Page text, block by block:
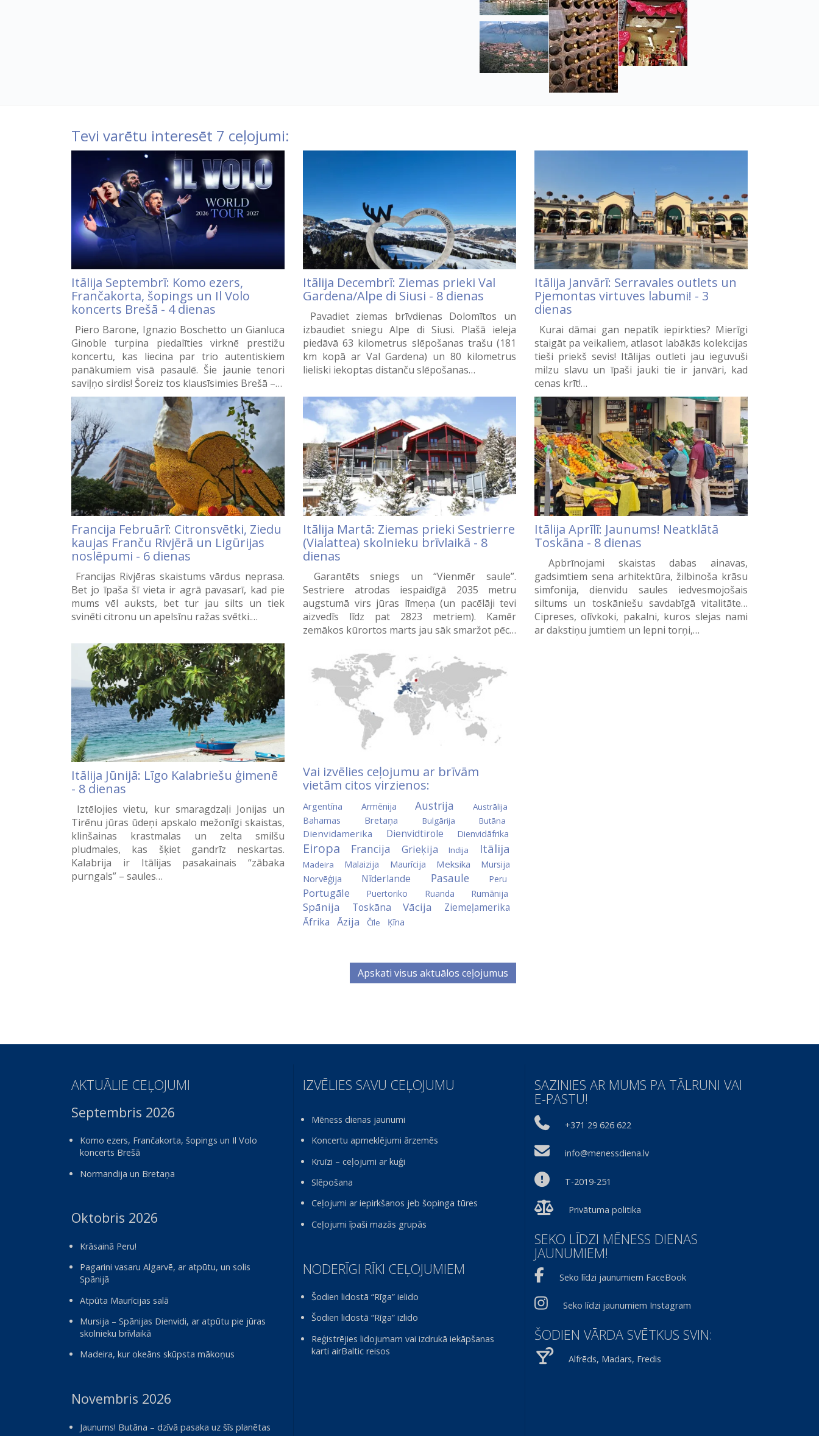
Tevi varētu interesēt 7 ceļojumi:
Itālija Septembrī: Komo ezers,
Frančakorta, šopings un Il Volo
koncerts Brešā - 4 dienas
Piero Barone, Ignazio Boschetto un Gianluca
Ginoble turpina piedalīties virknē prestižu
koncertu, kas liecina par trio autentiskiem
panākumiem visā pasaulē. Šie jaunie tenori
saviļņo sirdis! Šoreiz tos klausīsimies Brešā –…
Itālija Decembrī: Ziemas prieki Val
Gardena/Alpe di Siusi - 8 dienas
Pavadiet ziemas brīvdienas Dolomītos un
izbaudiet sniegu Alpe di Siusi. Plašā ieleja
piedāvā 63 kilometrus slēpošanas trašu (181
km kopā ar Val Gardena) un 80 kilometrus
lieliski iekoptas distanču slēpošanas…
Itālija Janvārī: Serravales outlets un
Pjemontas virtuves labumi! - 3
dienas
Kurai dāmai gan nepatīk iepirkties? Mierīgi
staigāt pa veikaliem, atlasot labākās kolekcijas
tieši priekš sevis! Itālijas outleti jau ieguvuši
milzu slavu un īpaši jauki tie ir janvāri, kad
cenas krīt!…
Francija Februārī: Citronsvētki, Ziedu
kaujas Franču Rivjērā un Ligūrijas
noslēpumi - 6 dienas
Francijas Rivjēras skaistums vārdus neprasa.
Bet jo īpaša šī vieta ir agrā pavasarī, kad pie
mums vēl auksts, bet tur jau silts un tiek
svinēti citronu un apelsīnu ražas svētki.…
Itālija Martā: Ziemas prieki Sestrierre
(Vialattea) skolnieku brīvlaikā - 8
dienas
Garantēts sniegs un “Vienmēr saule”.
Sestriere atrodas iespaidīgā 2035 metru
augstumā virs jūras līmeņa (un pacēlāji tevi
aizvedīs līdz pat 2823 metriem). Kamēr
zemākos kūrortos marts jau sāk smaržot pēc…
Itālija Aprīlī: Jaunums! Neatklātā
Toskāna - 8 dienas
Apbrīnojami skaistas dabas ainavas,
gadsimtiem sena arhitektūra, žilbinoša krāsu
simfonija, dienvidu saules iedvesmojošais
siltums un toskāniešu savdabīgā vitalitāte…
Cipreses, olīvkoki, pakalni, kuros slejas nami
ar dakstiņu jumtiem un lepni torņi,…
Itālija Jūnijā: Līgo Kalabriešu ģimenē
- 8 dienas
Iztēlojies vietu, kur smaragdzaļi Jonijas un
Tirēnu jūras ūdeņi apskalo mežonīgi skaistas,
klinšainas krastmalas un zelta smilšu
pludmales, kas šķiet gandrīz neskartas.
Kalabrija ir Itālijas pasakainais “zābaka
purngals” – saules…
Vai izvēlies ceļojumu ar brīvām
vietām citos virzienos:
Argentīna Armēnija Austrija Austrālija
Bahamas Bretaņa Bulgārija Butāna
Dienvidamerika Dienvidtirole Dienvidāfrika
Eiropa Francija Grieķija Indija Itālija
Madeira Malaizija Maurīcija Meksika Mursija
Norvēģija Nīderlande Pasaule Peru
Portugāle Puertoriko Ruanda Rumānija
Spānija Toskāna Vācija
Ziemeļamerika
Āfrika Āzija Čīle Ķīna
Apskati visus aktuālos ceļojumus
AKTUĀLIE CEĻOJUMI
Septembris 2026
Komo ezers, Frančakorta, šopings un Il Volo
koncerts Brešā
Normandija un Bretaņa
Oktobris 2026
Krāsainā Peru!
Pagarini vasaru Algarvē, ar atpūtu, un solis
Spānijā
Atpūta Maurīcijas salā
Mursija – Spānijas Dienvidi, ar atpūtu pie jūras
skolnieku brīvlaikā
Madeira, kur okeāns skūpsta mākoņus
Novembris 2026
Jaunums! Butāna – dzīvā pasaka uz šīs planētas
IZVĒLIES SAVU CEĻOJUMU
Mēness dienas jaunumi
Koncertu apmeklējumi ārzemēs
Kruīzi – ceļojumi ar kuģi
Slēpošana
Ceļojumi ar iepirkšanos jeb šopinga tūres
Ceļojumi īpaši mazās grupās
NODERĪGI RĪKI CEĻOJUMIEM
Šodien lidostā “Rīga” ielido
Šodien lidostā “Rīga” izlido
Reģistrējies lidojumam vai izdrukā iekāpšanas
karti airBaltic reisos
SAZINIES AR MUMS PA TĀLRUNI VAI
E-PASTU!
+371 29 626 622
info@menessdiena.lv
T-2019-251
Privātuma politika
SEKO LĪDZI MĒNESS DIENAS
JAUNUMIEM!
Seko līdzi jaunumiem FaceBook
Seko līdzi jaunumiem Instagram
ŠODIEN VĀRDA SVĒTKUS SVIN:
Alfrēds, Madars, Fredis